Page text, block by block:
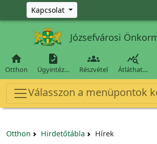
Ugrás a fő tartalomra
Kapcsolat
Józsefvárosi

Otthon

Ügyintéz…

Részvétel

Átláthat…
Válasszon a menüpontok
Otthon Hirdetőtábla Hírek